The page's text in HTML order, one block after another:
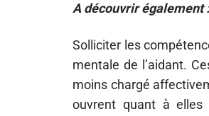
A découvrir également :
Solliciter les
mentale de l’aidant.
moins chargé
ouvrent quant à elles